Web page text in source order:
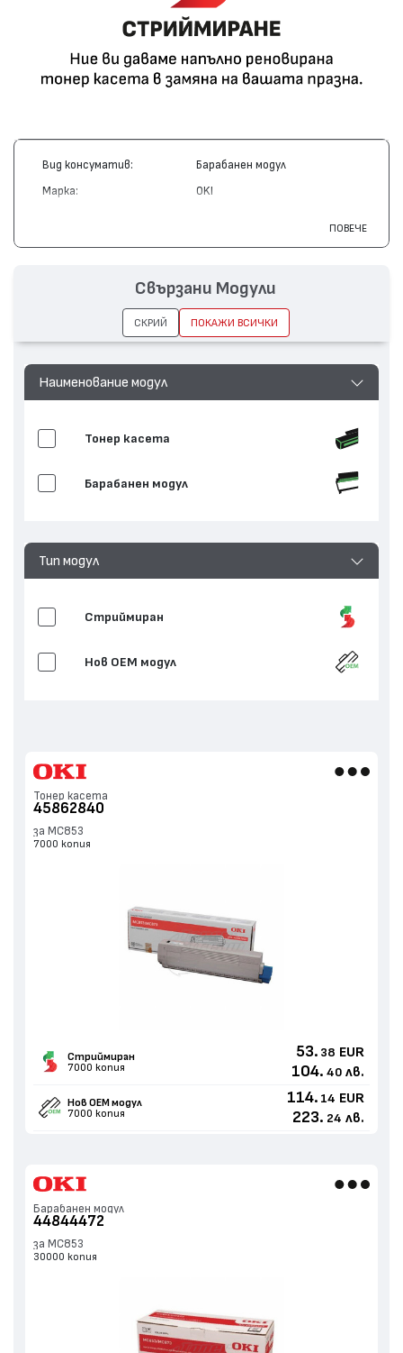
Вид консуматив: Барабанен модул
Марка: OKI
Съвместими устройства: MC853, MC873, MC883
ПОВЕЧЕ
Наименование модул
Тонер касета
Барабанен модул
Тип модул
Стриймиран
Нов ОЕМ модул
Тонер касета
45862840
за MC853
7000 копия
Стриймиран
7000 копия
53. 38 EUR
104. 40 лв.
Нов ОЕМ модул
7000 копия
114. 14 EUR
223. 24 лв.
Барабанен модул
44844472
за MC853
30000 копия
Свързани Модули
СКРИЙ ПОКАЖИ ВСИЧКИ